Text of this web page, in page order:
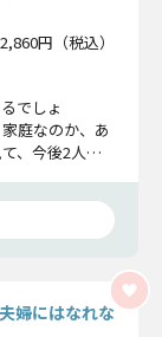
円（税込）
でしょ
庭なのか、あ
、今後2人が
婦にはなれな